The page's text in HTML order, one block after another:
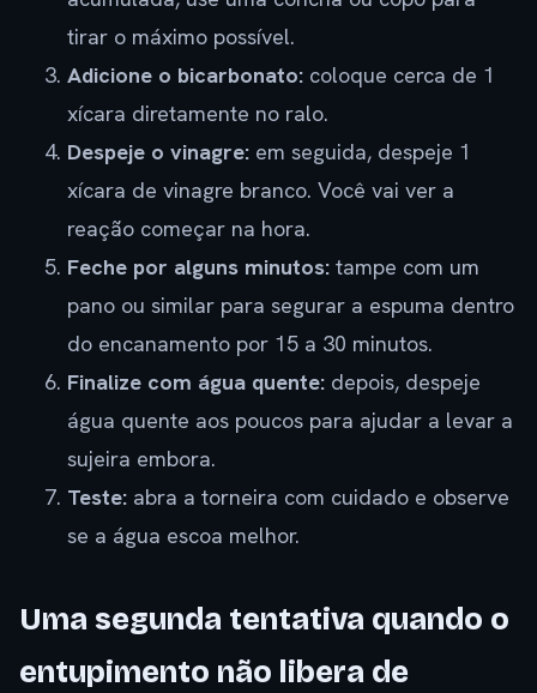
tirar o máximo possível.
Adicione o bicarbonato: coloque cerca de 1
xícara diretamente no ralo.
Despeje o vinagre: em seguida, despeje 1
xícara de vinagre branco. Você vai ver a
reação começar na hora.
Feche por alguns minutos: tampe com um
pano ou similar para segurar a espuma dentro
do encanamento por 15 a 30 minutos.
Finalize com água quente: depois, despeje
água quente aos poucos para ajudar a levar a
sujeira embora.
Teste: abra a torneira com cuidado e observe
se a água escoa melhor.
Uma segunda tentativa quando o
entupimento não libera de